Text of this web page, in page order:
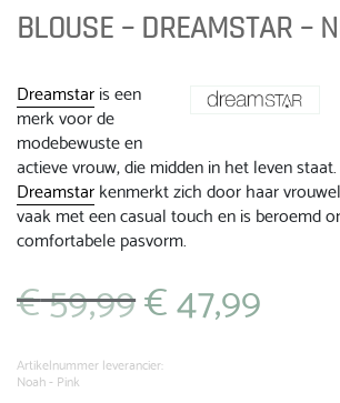
BLOUSE – DREAMSTAR –
Dreamstaris een
merk voor de
modebewuste en
actieve vrouw, die midden in het leven staat.
Dreamstarkenmerkt zich door haar
vaak met een casual touch en is beroemd
comfortabele pasvorm.
€59,99 Oorspronkelijke
prijs
€ 59,99.
€47,99
Artikelnummer leverancier:
Noah - Pink